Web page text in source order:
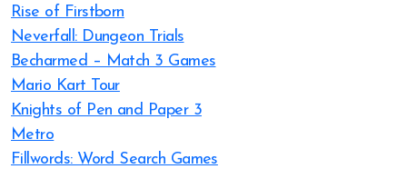
Rise of Firstborn
Neverfall: Dungeon Trials
Becharmed – Match 3 Games
Mario Kart Tour
Knights of Pen and Paper 3
Metro
Fillwords: Word Search Games